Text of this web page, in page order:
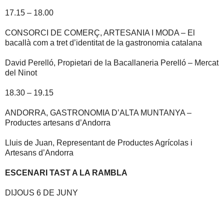
17.15 – 18.00
CONSORCI DE COMERÇ, ARTESANIA I MODA – El
bacallà com a tret d’identitat de la gastronomia catalana
David Perelló, Propietari de la Bacallaneria Perelló – Mercat
del Ninot
18.30 – 19.15
ANDORRA, GASTRONOMIA D’ALTA MUNTANYA –
Productes artesans d’Andorra
Lluis de Juan, Representant de Productes Agrícolas i
Artesans d’Andorra
ESCENARI TAST A LA RAMBLA
DIJOUS 6 DE JUNY